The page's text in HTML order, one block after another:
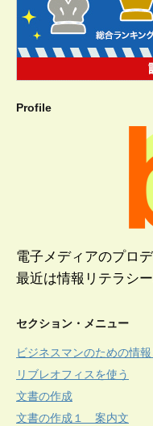
Profile
電子メディアのプロ
最近は情報リテラシ
セクション・メニュー
ビジネスマンのための情
リブレオフィスを使う
文書の作成
文書の作成１ 案内文